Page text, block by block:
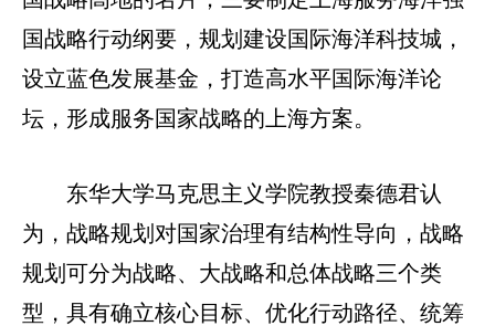
国战略行动纲要，规划建设国际海洋科技城，
设立蓝色发展基金，打造高水平国际海洋论
坛，形成服务国家战略的上海方案。
东华大学马克思主义学院教授秦德君认
为，战略规划对国家治理有结构性导向，战略
规划可分为战略、大战略和总体战略三个类
型，具有确立核心目标、优化行动路径、统筹